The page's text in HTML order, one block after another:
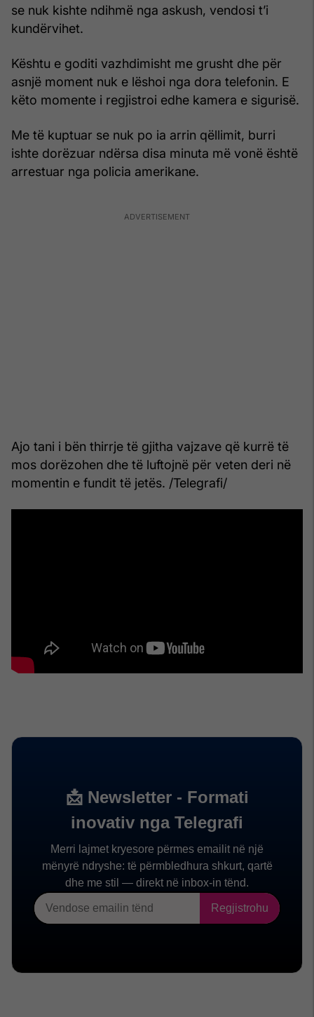
se nuk kishte ndihmë nga askush, vendosi t’i
kundërvihet.
Kështu e goditi vazhdimisht me grusht dhe për
asnjë moment nuk e lëshoi nga dora telefonin. E
këto momente i regjistroi edhe kamera e sigurisë.
Me të kuptuar se nuk po ia arrin qëllimit, burri
ishte dorëzuar ndërsa disa minuta më vonë është
arrestuar nga policia amerikane.
Ajo tani i bën thirrje të gjitha vajzave që kurrë të
mos dorëzohen dhe të luftojnë për veten deri në
momentin e fundit të jetës. /Telegrafi/